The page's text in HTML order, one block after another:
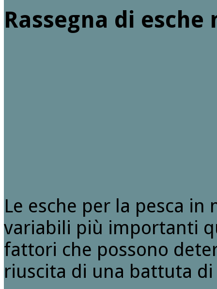
Rassegna di
Le esche per la pesca
variabili più importanti
fattori che possono
riuscita di una battuta di